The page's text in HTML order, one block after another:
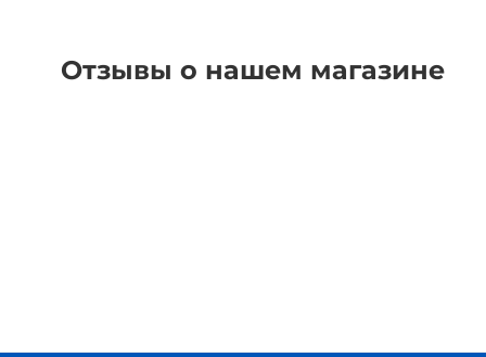
Отзывы о нашем магазине